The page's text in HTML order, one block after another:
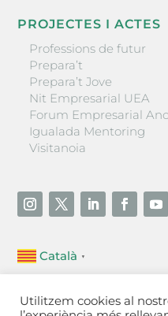
PROJECTES I ACTES
Professions de futur
Prepara’t
Prepara’t Jove
Nit Empresarial UEA
Forum Empresarial
Igualada Mentoring
Visitanoia
Català ▼
Unió Empresarial de
Ctra. de Manresa, 131,
Utilitzem cookies al